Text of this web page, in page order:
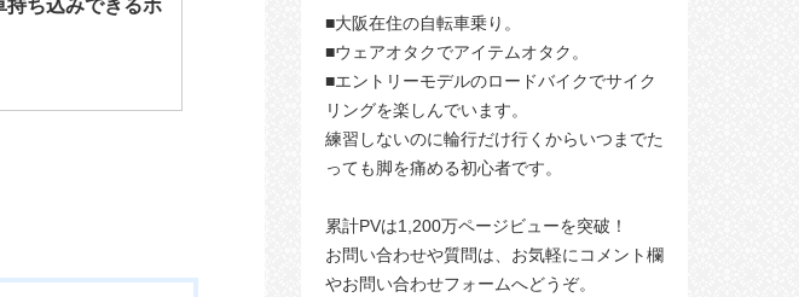
持ち込みできるホ
■大阪在住の自転車乗り。
■ウェアオタクでアイテムオタク。
■エントリーモデルのロードバイクでサイク
リングを楽しんでいます。
練習しないのに輪行だけ行くからいつまでた
っても脚を痛める初心者です。
累計PVは1,200万ページビューを突破！
お問い合わせや質問は、お気軽にコメント欄
やお問い合わせフォームへどうぞ。